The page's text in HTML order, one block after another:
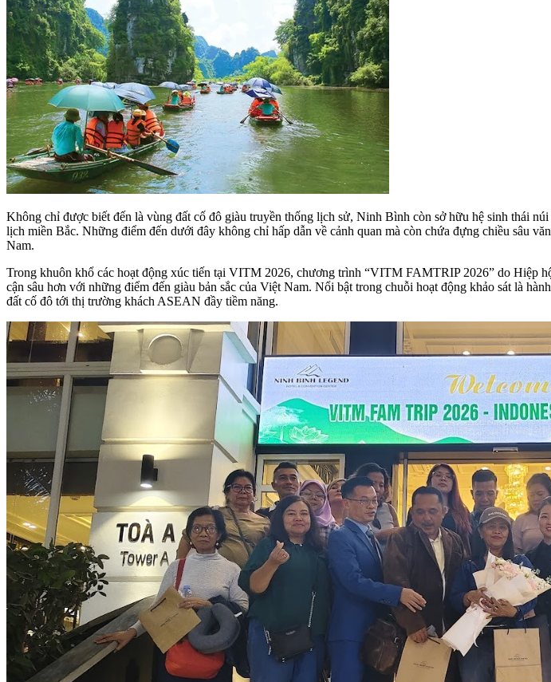
Không chỉ được biết đến là vùng đất cố đô giàu truyền thống lịch sử, Ninh Bình còn sở hữu hệ sinh thái
lịch miền Bắc. Những điểm đến dưới đây không chỉ hấp dẫn về cảnh quan mà còn chứa đựng chiều sâu
Nam.
Trong khuôn khổ các hoạt động xúc tiến tại VITM 2026, chương trình “VITM FAMTRIP 2026” do Hiệp
cận sâu hơn với những điểm đến giàu bản sắc của Việt Nam. Nổi bật trong chuỗi hoạt động khảo sát là
đất cố đô tới thị trường khách ASEAN đầy tiềm năng.